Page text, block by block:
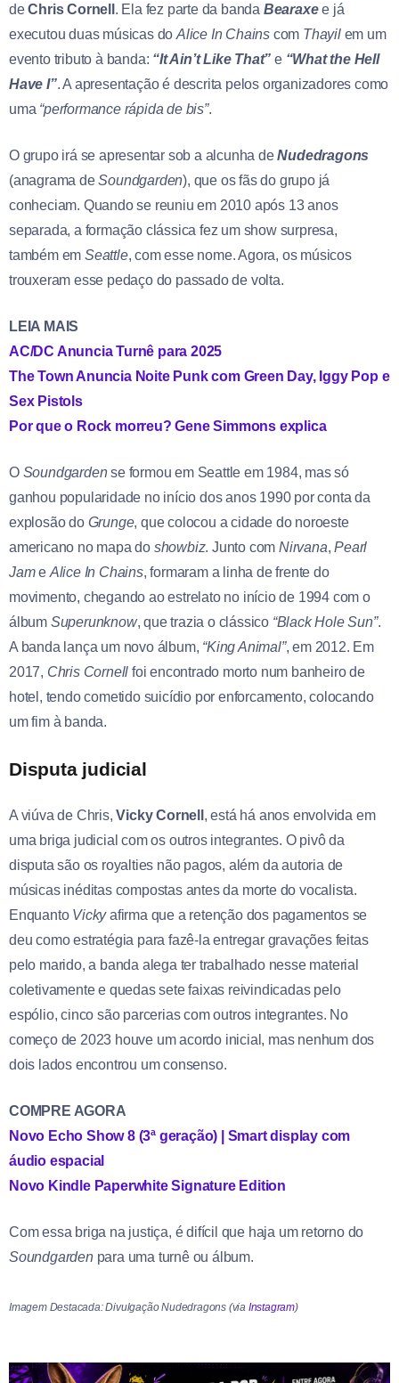
deChris Cornell . Ela fez parte da banda Bearaxee já
executou duas músicas doAlice In Chains com Thayilem um
evento tributo à banda: “It Ain’t Like That” e “What the Hell
Have I”. A apresentação é descrita pelos organizadores como
uma “performance rápida de bis”.
O grupo irá se apresentar sob a alcunha deNudedragons
(anagrama deSoundgarden), que os fãs do grupo já
conheciam. Quando se reuniu em 2010 após 13 anos
separada, a formação clássica fez um show surpresa,
também emSeattle, com esse nome. Agora, os músicos
trouxeram esse pedaço do passado de volta.
LEIA MAIS
AC/DC Anuncia Turnê para 2025
The Town Anuncia Noite Punk com Green Day, Iggy Pop e
Sex Pistols
Por que o Rock morreu? Gene Simmons explica
O Soundgardense formou em Seattle em 1984, mas só
ganhou popularidade no início dos anos 1990 por conta da
explosão do Grunge, que colocou a cidade do noroeste
americano no mapa do showbiz. Junto comNirvana,Pearl
Jame Alice In Chains, formaram a linha de frente do
movimento, chegando ao estrelato no início de 1994 com o
álbum Superunknow, que trazia o clássico “Black Hole Sun”.
A banda lança um novo álbum, “King Animal”, em 2012. Em
2017, Chris Cornell foi encontrado morto num banheiro de
hotel, tendo cometido suicídio por enforcamento, colocando
um fim à banda.
Disputa judicial
A viúva de Chris,Vicky Cornell , está há anos envolvida em
uma briga judicial com os outros integrantes. O pivô da
disputa são os royalties não pagos, além da autoria de
músicas inéditas compostas antes da morte do vocalista.
Enquanto Vickyafirma que a retenção dos pagamentos se
deu como estratégia para fazê-la entregar gravações feitas
pelo marido, a banda alega ter trabalhado nesse material
coletivamente e quedas sete faixas reivindicadas pelo
espólio, cinco são parcerias com outros integrantes. No
começo de 2023 houve um acordo inicial, mas nenhum dos
dois lados encontrou um consenso.
COMPRE AGORA
Novo Echo Show 8 (3ª geração) | Smart display com
áudio espacial
Novo Kindle Paperwhite Signature Edition
Com essa briga na justiça, é difícil que haja um retorno do
Soundgardenpara uma turnê ou álbum.
Imagem Destacada: Divulgação Nudedragons (via Instagram)